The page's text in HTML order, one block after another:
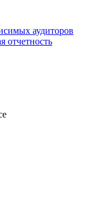
аудиторов
отчетность